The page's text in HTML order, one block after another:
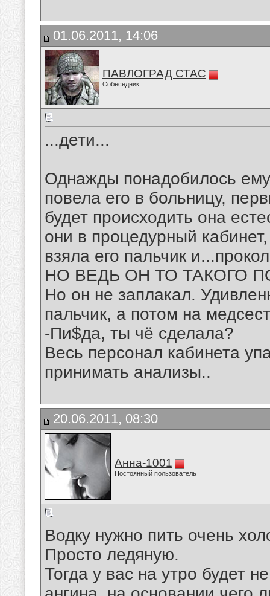
01.06.2011, 14:06
ПАВЛОГРАД СТАС
Собеседник
...дети...
Однажды понадобилось
повела его в больницу,
будет происходить она
они в процедурный
взяла его пальчик
НО ВЕДЬ ОН ТО ТАКОГО
Но он не заплакал.
пальчик, а потом на
-Пи$да, ты чё сделала?
Весь персонал кабинета
принимать анализы..
20.06.2011, 08:30
Анна-1001
Постоянный пользователь
Водку нужно пить очень
Просто ледяную.
Тогда у вас на утро будет